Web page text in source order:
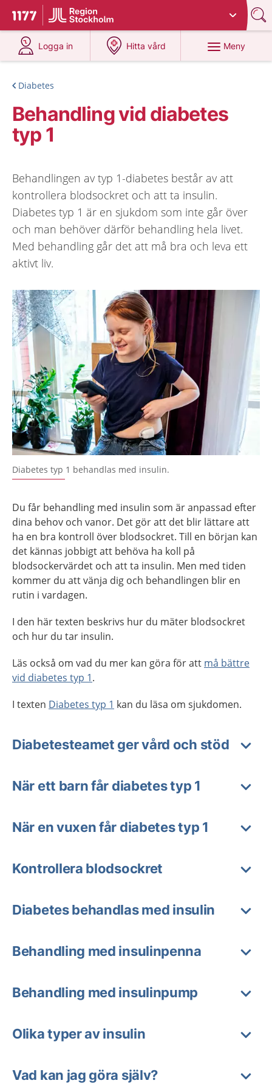
Till startsidan för 1177
Du har valt region
Logga in
på 1177.se
Hitta vård
på 1177.se
Meny
Diabetes
Behandling vid diabetes
typ 1
Behandlingen av typ 1-diabetes består av att
kontrollera blodsockret och att ta insulin.
Diabetes typ 1 är en sjukdom som inte går över
och man behöver därför behandling hela livet.
Med behandling går det att må bra och leva ett
aktivt liv.
Diabetes typ 1 behandlas med insulin.
Du får behandling med insulin som är anpassad efter
dina behov och vanor. Det gör att det blir lättare att
ha en bra kontroll över blodsockret. Till en början kan
det kännas jobbigt att behöva ha koll på
blodsockervärdet och att ta insulin. Men med tiden
kommer du att vänja dig och behandlingen blir en
rutin i vardagen.
I den här texten beskrivs hur du mäter blodsockret
och hur du tar insulin.
Läs också om vad du mer kan göra för att må bättre
vid diabetes typ 1.
I texten Diabetes typ 1 kan du läsa om sjukdomen.
Diabetesteamet ger vård och stöd
När ett barn får diabetes typ 1
När en vuxen får diabetes typ 1
Kontrollera blodsockret
Diabetes behandlas med insulin
Behandling med insulinpenna
Behandling med insulinpump
Olika typer av insulin
Vad kan jag göra själv?